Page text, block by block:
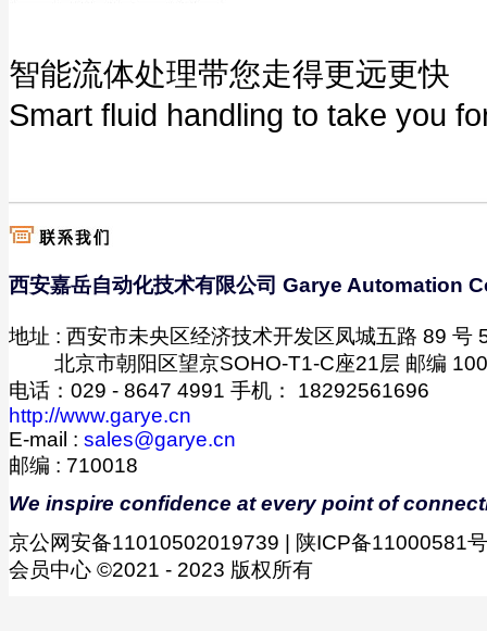
智能流体处理带您走得更远更快
Smart fluid handling to take you
西安嘉岳自动化技术有限公司 Garye Automation
地址 : 西安市未央区经济技术开发区凤城五路 89 号
北京市朝阳区望京SOHO-T1-C座21层 邮编
电话：029 - 8647 4991 手机： 18292561696
http://www.garye.cn
E-mail : sales@garye.cn
邮编 : 710018
We inspire confidence at every point of
京公网安备11010502019739 | 陕ICP备11000581
会员中心 ©2021 - 2023 版权所有